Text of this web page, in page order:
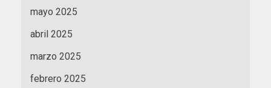
mayo 2025
abril 2025
marzo 2025
febrero 2025